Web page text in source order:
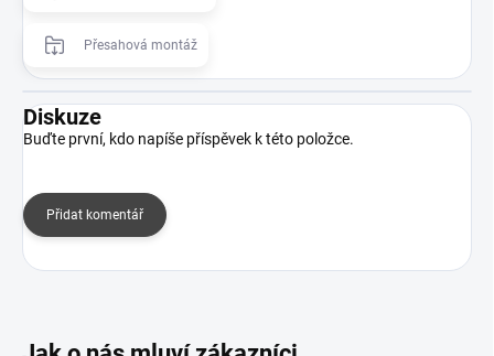
Přesahová montáž
Diskuze
Buďte první, kdo napíše příspěvek k této položce.
Přidat komentář